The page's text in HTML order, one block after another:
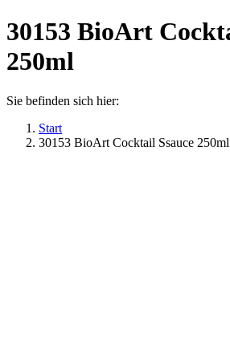
30153 BioArt
250ml
Sie befinden sich hier:
Start
30153 BioArt Cocktail Ssauce 250ml